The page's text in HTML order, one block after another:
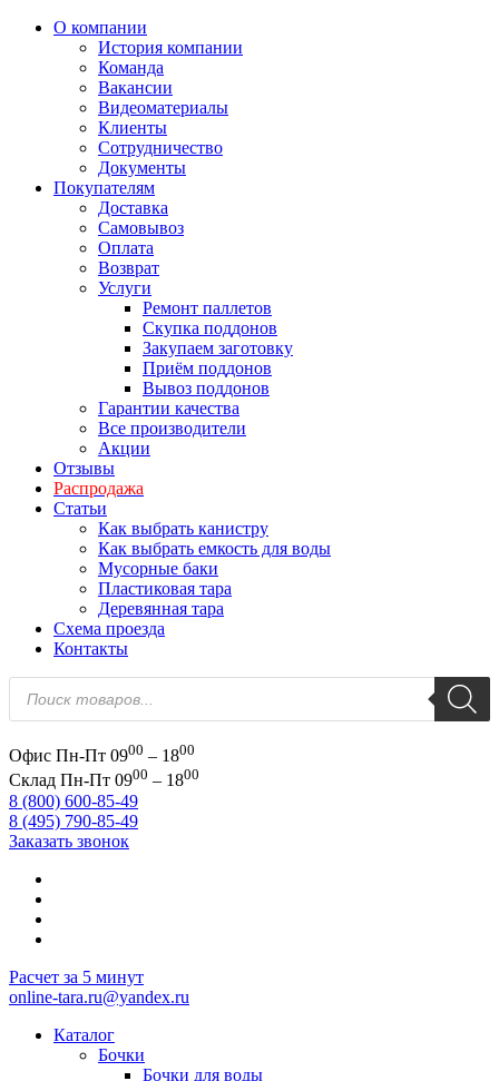
О компании
История компании
Команда
Вакансии
Видеоматериалы
Клиенты
Сотрудничество
Документы
Покупателям
Доставка
Самовывоз
Оплата
Возврат
Услуги
Ремонт паллетов
Скупка поддонов
Закупаем заготовку
Приём поддонов
Вывоз поддонов
Гарантии качества
Все производители
Акции
Отзывы
Распродажа
Статьи
Как выбрать канистру
Как выбрать емкость для воды
Мусорные баки
Пластиковая тара
Деревянная тара
Схема проезда
Контакты
Поиск
товаров
Офис Пн-Пт 0900 – 1800
Склад Пн-Пт 0900 – 1800
8 (800) 600-85-49
8 (495) 790-85-49
Заказать звонок
Расчет за 5 минут
online-tara.ru@yandex.ru
Каталог
Бочки
Бочки для воды